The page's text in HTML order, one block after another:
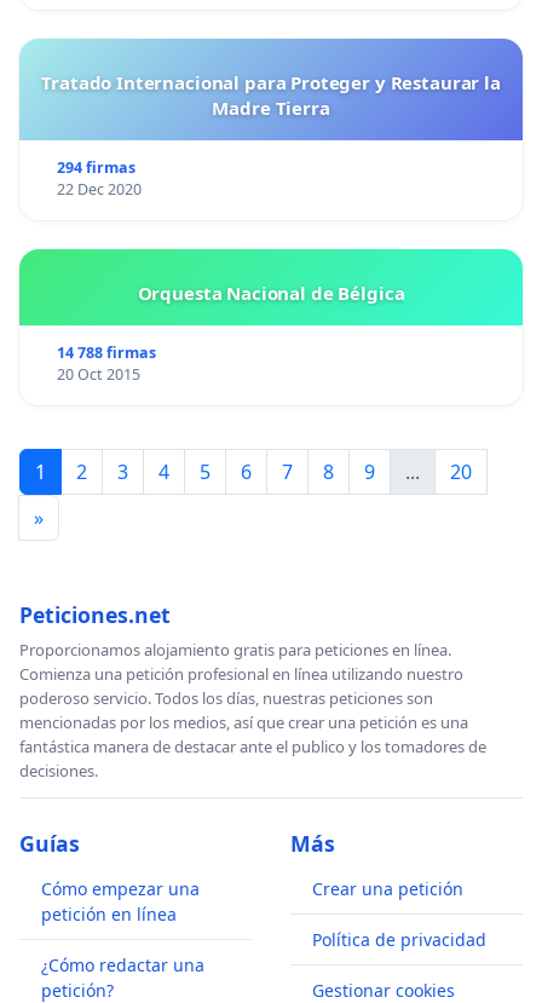
Tratado Internacional para Proteger y Restaurar la
Madre Tierra
294 firmas
22 Dec 2020
Orquesta Nacional de Bélgica
14 788 firmas
20 Oct 2015
1 2 3 4 5 6 7 8 9 ...
20
»
Peticiones.net
Proporcionamos alojamiento gratis para peticiones en línea.
Comienza una petición profesional en línea utilizando nuestro
poderoso servicio. Todos los días, nuestras peticiones son
mencionadas por los medios, así que crear una petición es una
fantástica manera de destacar ante el publico y los tomadores de
decisiones.
Guías
Cómo empezar una
petición en línea
¿Cómo redactar una
petición?
Más
Crear una petición
Política de privacidad
Gestionar cookies